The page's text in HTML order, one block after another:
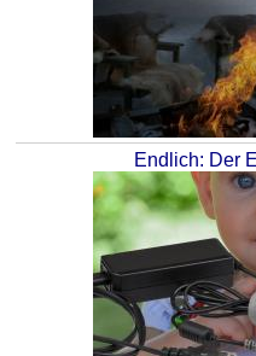
Endlich: Der